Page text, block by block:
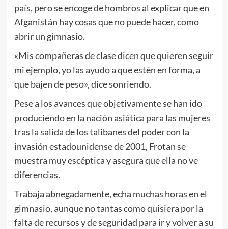
país, pero se encoge de hombros al explicar que en
Afganistán hay cosas que no puede hacer, como
abrir un gimnasio.
«Mis compañeras de clase dicen que quieren seguir
mi ejemplo, yo las ayudo a que estén en forma, a
que bajen de peso», dice sonriendo.
Pese a los avances que objetivamente se han ido
produciendo en la nación asiática para las mujeres
tras la salida de los talibanes del poder con la
invasión estadounidense de 2001, Frotan se
muestra muy escéptica y asegura que ella no ve
diferencias.
Trabaja abnegadamente, echa muchas horas en el
gimnasio, aunque no tantas como quisiera por la
falta de recursos y de seguridad para ir y volver a su